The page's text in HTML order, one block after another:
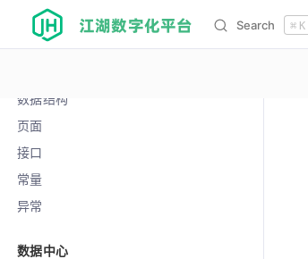
江湖数字化平台 Search ⌘ K
人资
数据结构
页面
接口
常量
异常
数据中心